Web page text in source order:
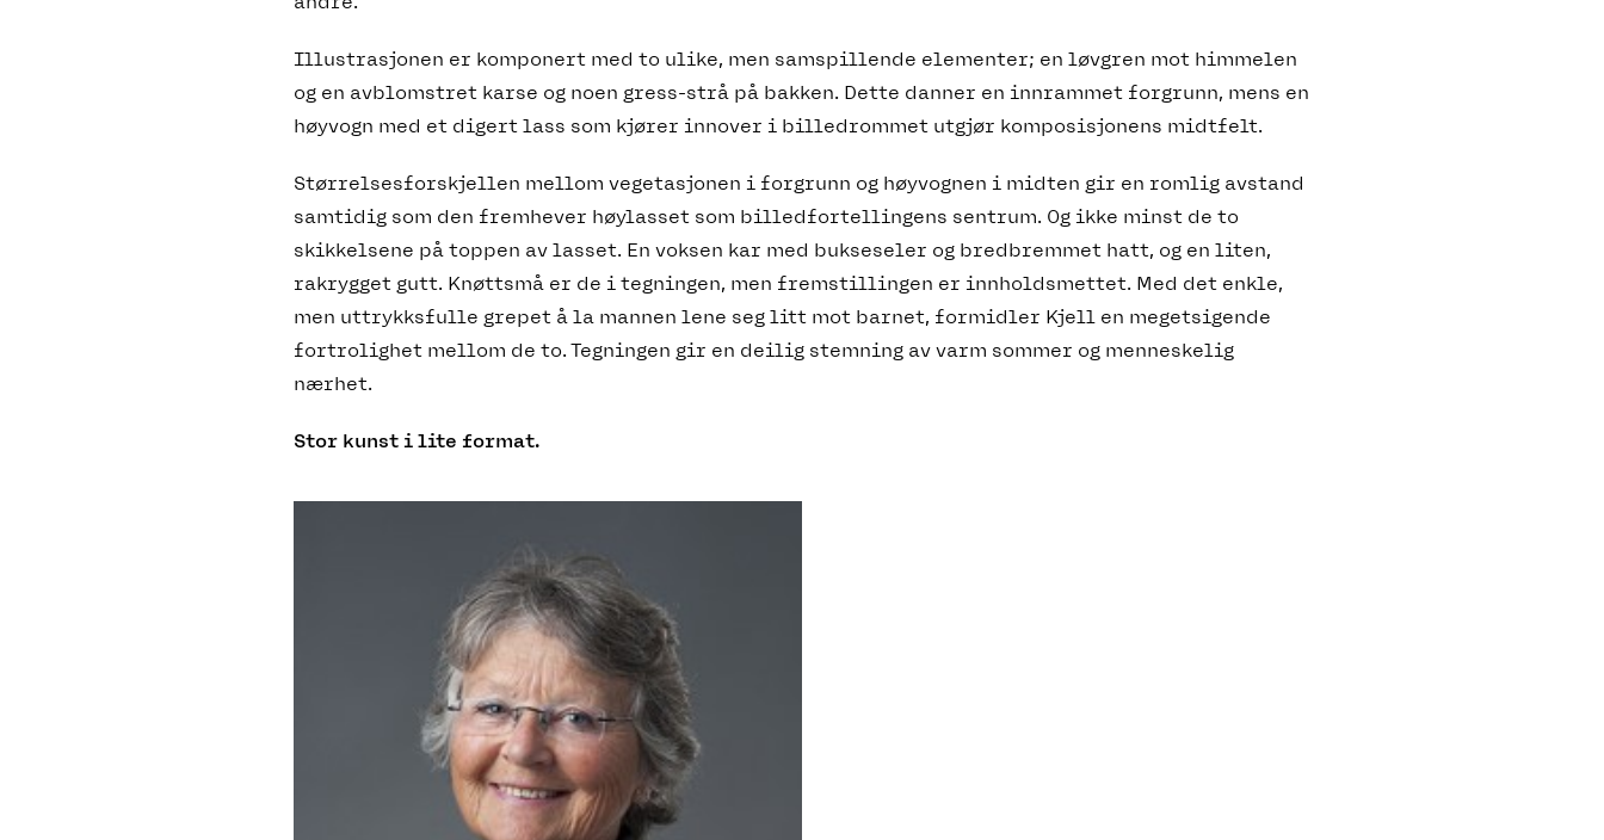
Illustrasjonen er komponert med to ulike, men samspillende elementer; en løvgren mot himmelen
og en avblomstret karse og noen gress-strå på bakken. Dette danner en innrammet forgrunn, mens en
høyvogn med et digert lass som kjører innover i billedrommet utgjør komposisjonens midtfelt.
Størrelsesforskjellen mellom vegetasjonen i forgrunn og høyvognen i midten gir en romlig avstand
samtidig som den fremhever høylasset som billedfortellingens sentrum. Og ikke minst de to
skikkelsene på toppen av lasset. En voksen kar med bukseseler og bredbremmet hatt, og en liten,
rakrygget gutt. Knøttsmå er de i tegningen, men fremstillingen er innholdsmettet. Med det enkle,
men uttrykksfulle grepet å la mannen lene seg litt mot barnet, formidler Kjell en megetsigende
fortrolighet mellom de to. Tegningen gir en deilig stemning av varm sommer og menneskelig
nærhet.
Stor kunst i lite format.